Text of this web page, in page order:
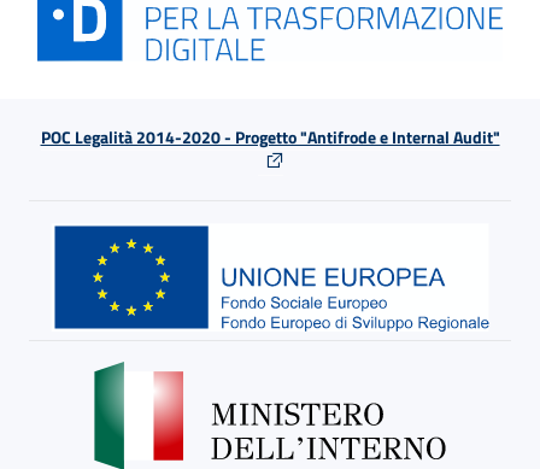
POC Legalità 2014-2020 - Progetto "Antifrode e Internal Audit"